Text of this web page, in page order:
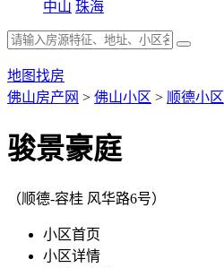
中山 珠海
地图找房
佛山房产网 > 佛山小区 > 顺德小区
骏景豪庭
（顺德-容桂 风华路6号）
小区首页
小区详情